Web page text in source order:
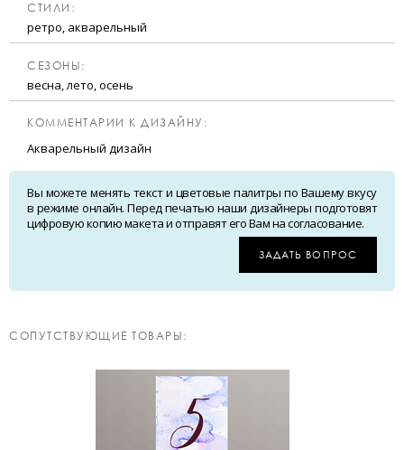
CТИЛИ:
ретро, акварельный
CЕЗОНЫ:
весна, лето, осень
КОММЕНТАРИИ К ДИЗАЙНУ:
Акварельный дизайн
Вы можете менять текст и цветовые палитры по Вашему вкусу
в режиме онлайн. Перед печатью наши дизайнеры подготовят
цифровую копию макета и отправят его Вам на согласование.
ЗАДАТЬ ВОПРОС
CОПУТСТВУЮЩИЕ ТОВАРЫ: